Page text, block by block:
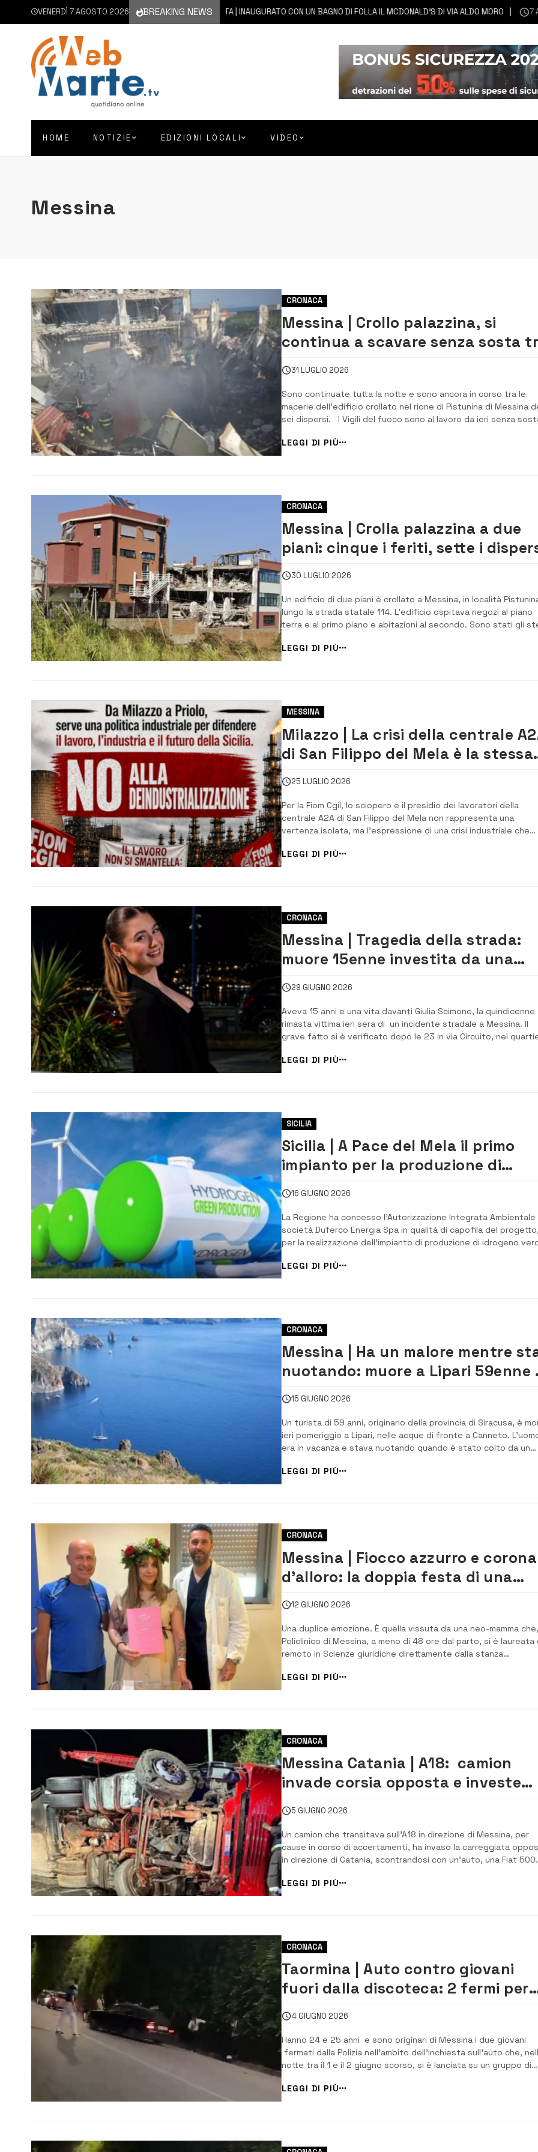
VENERDÌ 7 AGOSTO 2026 BREAKING NEWS
7 AGOSTO 2026 AUGUSTA | INAUGURATO CON UN BAGNO DI FOLLA IL MCDONALD’S DI VIA ALDO MORO 7 AGOSTO
HOME NOTIZIE EDIZIONI LOCALI VIDEO
Messina
CRONACA
Messina | Crollo palazzina, si
continua a scavare senza sosta
le macerie
31 LUGLIO 2026
Sono continuate tutta la notte e sono ancora in corso tra le
macerie dell’edificio crollato nel rione di Pistunina di Messina
sei dispersi. I Vigili del fuoco sono al lavoro da ieri senza
incendio covante, accumulando calore e gas infiammabili in
assenza di [&hel...
LEGGI DI PIÙ
CRONACA
Messina | Crolla palazzina a due
piani: cinque i feriti, sette i
30 LUGLIO 2026
Un edificio di due piani è crollato a Messina, in località
lungo la strada statale 114. L’edificio ospitava negozi al piano
terra e al primo piano e abitazioni al secondo. Sono stati gli
familiari delle persone che vivono nella struttura a segnalare ai
Vigili del fuoco di non riuscire a mettersi in contatto con
LEGGI DI PIÙ
MESSINA
Milazzo | La crisi della centrale
di San Filippo del Mela è la stessa
che investe il petrolchimico di
Priolo
25 LUGLIO 2026
Per la Fiom Cgil, lo sciopero e il presidio dei lavoratori della
centrale A2A di San Filippo del Mela non rappresenta una
vertenza isolata, ma l’espressione di una crisi industriale che
attraversa l’intera Sicilia e mette in discussione il modello di
sviluppo dell’isola. Il segretario Fiom Sicilia Francesco Foti e il
Responsa...
LEGGI DI PIÙ
CRONACA
Messina | Tragedia della strada:
muore 15enne investita da una
moto
29 GIUGNO 2026
Aveva 15 anni e una vita davanti Giulia Scimone, la quindicenne
rimasta vittima ieri sera di un incidente stradale a Messina. Il
grave fatto si è verificato dopo le 23 in via Circuito, nel
Nonostante i soccorsi siano arrivati subito, nulla è [&helli...
LEGGI DI PIÙ
SICILIA
Sicilia | A Pace del Mela il primo
impianto per la produzione di
idrogeno verde
16 GIUGNO 2026
La Regione ha concesso l’Autorizzazione Integrata Ambientale
società Duferco Energia Spa in qualità di capofila del progetto,
per la realizzazione dell’impianto di produzione di idrogeno
industriale di Giammoro, nel comune di Pace del Mela, nel
Messinese. Si tratta d...
LEGGI DI PIÙ
CRONACA
Messina | Ha un malore mentre
nuotando: muore a Lipari 59enne
Siracusa
15 GIUGNO 2026
Un turista di 59 anni, originario della provincia di Siracusa, è
ieri pomeriggio a Lipari, nelle acque di fronte a Canneto.
era in vacanza e stava nuotando quando è stato colto da un
diportista che lo ha soccorso e portato […]
LEGGI DI PIÙ
CRONACA
Messina | Fiocco azzurro e corona
d’alloro: la doppia festa di una
giovane mamma in 2 giorni
12 GIUGNO 2026
Una duplice emozione. È quella vissuta da una neo-mamma
Policlinico di Messina, a meno di 48 ore dal parto, si è laureata
remoto in Scienze giuridiche direttamente dalla stanza
intorno al 20 giugno, ma ha anticipato i tempi spiazzando la
mamma che, considerando la data...
LEGGI DI PIÙ
CRONACA
Messina Catania | A18: camion
invade corsia opposta e investe
auto. Due feriti
5 GIUGNO 2026
Un camion che transitava sull’A18 in direzione di Messina, per
cause in corso di accertamenti, ha invaso la carreggiata
in direzione di Catania, scontrandosi con un’auto, una Fiat 500.
due persone sono rimaste ferite. L’incidente stradale ha p...
LEGGI DI PIÙ
CRONACA
Taormina | Auto contro giovani
fuori dalla discoteca: 2 fermi per
tentato omicidio
4 GIUGNO 2026
Hanno 24 e 25 anni e sono originari di Messina i due giovani
fermati dalla Polizia nell’ambito dell’inchiesta sull’auto che,
notte tra il 1 e il 2 giugno scorso, si è lanciata su un gruppo di
giovani all’uscita di una discoteca di Taormina, ferendone due. Il
provvedimento, eseguito dalla squadra mobile...
LEGGI DI PIÙ